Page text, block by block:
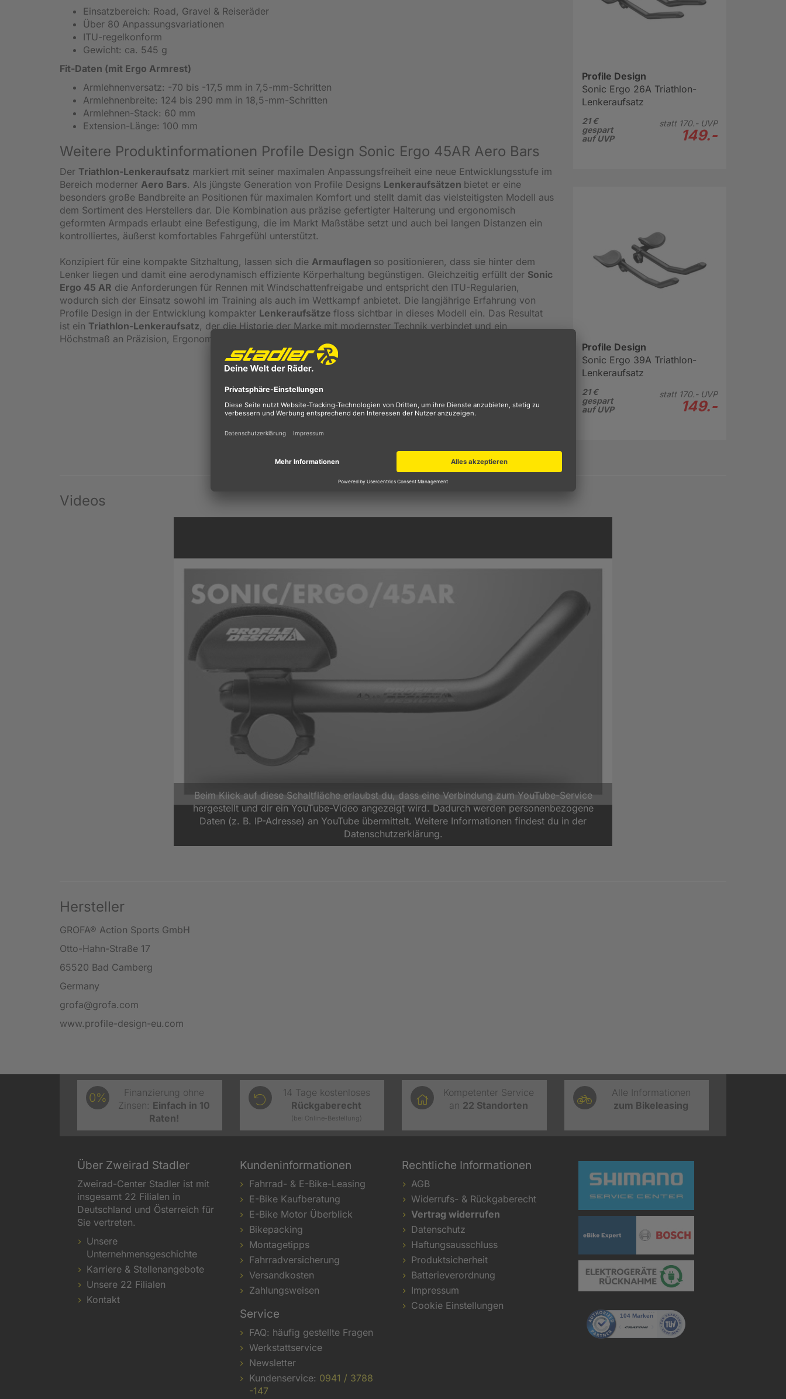
Einsatzbereich: Road, Gravel & Reiseräder
Über 80 Anpassungsvariationen
ITU-regelkonform
Gewicht: ca. 545 g
Fit-Daten (mit Ergo Armrest)
Armlehnenversatz: -70 bis -17,5 mm in 7,5-mm-Schritten
Armlehnenbreite: 124 bis 290 mm in 18,5-mm-Schritten
Armlehnen-Stack: 60 mm
Extension-Länge: 100 mm
Weitere Produktinformationen Profile Design Sonic Ergo 45AR Aero Bars
Der Triathlon-Lenkeraufsatz markiert mit seiner maximalen Anpassungsfreiheit eine neue Entwicklungsstufe im
Bereich moderner Aero Bars. Als jüngste Generation von Profile Designs Lenkeraufsätzen bietet er eine
besonders große Bandbreite an Positionen für maximalen Komfort und stellt damit das vielsteitigsten Modell aus
dem Sortiment des Herstellers dar. Die Kombination aus präzise gefertigter Halterung und ergonomisch
geformten Armpads erlaubt eine Befestigung, die im Markt Maßstäbe setzt und auch bei langen Distanzen ein
kontrolliertes, äußerst komfortables Fahrgefühl unterstützt.
Konzipiert für eine kompakte Sitzhaltung, lassen sich die Armauflagen so positionieren, dass sie hinter dem
Lenker liegen und damit eine aerodynamisch effiziente Körperhaltung begünstigen. Gleichzeitig erfüllt der Sonic
Ergo 45 AR die Anforderungen für Rennen mit Windschattenfreigabe und entspricht den ITU-Regularien,
wodurch sich der Einsatz sowohl im Training als auch im Wettkampf anbietet. Die langjährige Erfahrung von
Profile Design in der Entwicklung kompakter Lenkeraufsätze floss sichtbar in dieses Modell ein. Das Resultat
ist ein Triathlon-Lenkeraufsatz, der die Historie der Marke mit modernster Technik verbindet und ein
Höchstmaß an Präzision, Ergonomie und Anpassbarkeit verbindet.
Profile Design
Sonic Ergo 26A Triathlon-
Lenkeraufsatz
21 €
gespart
auf UVP
statt 170.-UVP
149.-
Profile Design
Sonic Ergo 39A Triathlon-
Lenkeraufsatz
21 €
gespart
auf UVP
statt 170.-UVP
149.-
Videos
Beim Klick auf diese Schaltfläche erlaubst du, dass eine Verbindung zum YouTube-Service
hergestellt und dir ein YouTube-Video angezeigt wird. Dadurch werden personenbezogene
Daten (z. B. IP-Adresse) an YouTube übermittelt. Weitere Informationen findest du in der
Datenschutzerklärung.
Hersteller
GROFA® Action Sports GmbH
Otto-Hahn-Straße 17
65520 Bad Camberg
Germany
grofa@grofa.com
www.profile-design-eu.com
0%
Finanzierung ohne
Zinsen: Einfach in 10
Raten!
14 Tage kostenloses
Rückgaberecht
(bei Online-Bestellung)
Kompetenter Service
an 22 Standorten
Alle Informationen
zum Bikeleasing
Über Zweirad Stadler
Zweirad-Center Stadler ist mit
insgesamt 22 Filialen in
Deutschland und Österreich für
Sie vertreten.
Unsere
Unternehmensgeschichte
Karriere & Stellenangebote
Unsere 22 Filialen
Kontakt
Kundeninformationen
Fahrrad- & E-Bike-Leasing
E-Bike Kaufberatung
E-Bike Motor Überblick
Bikepacking
Montagetipps
Fahrradversicherung
Versandkosten
Zahlungsweisen
Service
FAQ: häufig gestellte Fragen
Werkstattservice
Newsletter
Kundenservice: 0941 / 3788
-147
Rechtliche Informationen
AGB
Widerrufs- & Rückgaberecht
Vertrag widerrufen
Datenschutz
Haftungsausschluss
Produktsicherheit
Batterieverordnung
Impressum
Cookie Einstellungen